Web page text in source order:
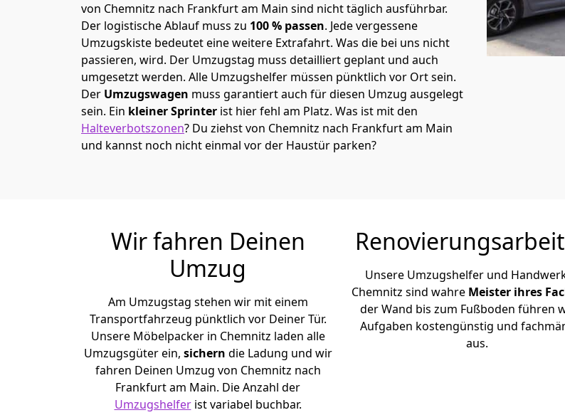
von Chemnitz nach Frankfurt am Main sind nicht täglich ausführbar.
Der logistische Ablauf muss zu 100 % passen. Jede vergessene
Umzugskiste bedeutet eine weitere Extrafahrt. Was die bei uns nicht
passieren, wird. Der Umzugstag muss detailliert geplant und auch
umgesetzt werden. Alle Umzugshelfer müssen pünktlich vor Ort sein.
Der Umzugswagen muss garantiert auch für diesen Umzug ausgelegt
sein. Ein kleiner Sprinter ist hier fehl am Platz. Was ist mit den
Halteverbotszonen? Du ziehst von Chemnitz nach Frankfurt am Main
und kannst noch nicht einmal vor der Haustür parken?
Wir fahren Deinen
Umzug
Am Umzugstag stehen wir mit einem
Transportfahrzeug pünktlich vor Deiner Tür.
Unsere Möbelpacker in Chemnitz laden alle
Umzugsgüter ein, sichern die Ladung und wir
fahren Deinen Umzug von Chemnitz nach
Frankfurt am Main. Die Anzahl der
Umzugshelferist variabel buchbar.
Unsere Umzugshelfer und
Chemnitz sind wahre Meister ihres
der Wand bis zum Fußboden führen
Aufgaben kostengünstig und
aus.